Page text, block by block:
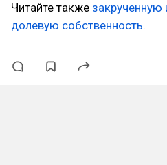
Читайте также
долевую собственность.